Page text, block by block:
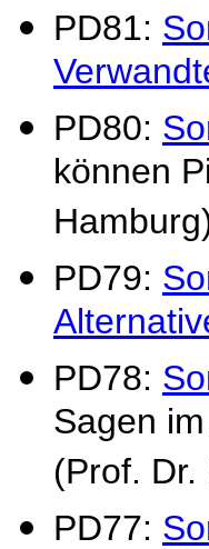
PD81:
PD80:
können
PD79:
PD78:
Sagen
(Prof.
PD77: